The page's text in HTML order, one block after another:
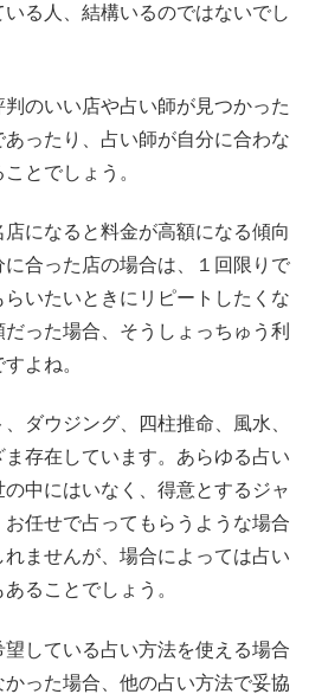
る人、結構いるのではないでし
のいい店や占い師が見つかった
ったり、占い師が自分に合わな
とでしょう。
になると料金が高額になる傾向
合った店の場合は、１回限りで
いたいときにリピートしたくな
った場合、そうしょっちゅう利
よね。
ダウジング、四柱推命、風水、
存在しています。あらゆる占い
中にはいなく、得意とするジャ
任せで占ってもらうような場合
ませんが、場合によっては占い
ることでしょう。
している占い方法を使える場合
った場合、他の占い方法で妥協